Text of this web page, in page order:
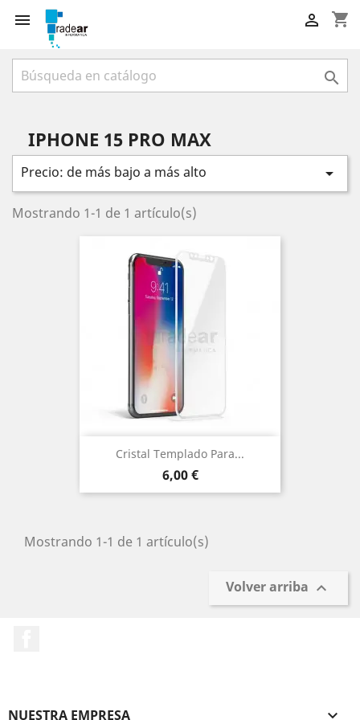
 shopping_cart


IPHONE 15 PRO MAX
Precio: de más bajo a más alto 
Mostrando 1-1 de 1 artículo(s)
Cristal Templado Para...
Precio
6,00 €
Mostrando 1-1 de 1 artículo(s)
Volver arriba 
NUESTRA EMPRESA 